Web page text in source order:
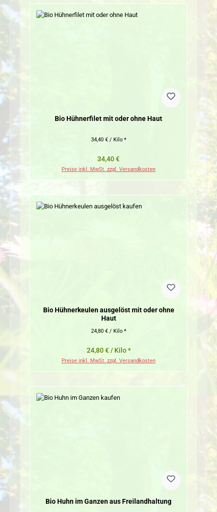
Bio Hühnerfilet mit oder ohne Haut
34,40 € / Kilo *
Regulärer Preis:
34,40 €
Preise inkl. MwSt. zzgl. Versandkosten
Bio Hühnerkeulen ausgelöst mit oder ohne
Haut
24,80 € / Kilo *
24,80 € / Kilo *
Preise inkl. MwSt. zzgl. Versandkosten
Bio Huhn im Ganzen aus Freilandhaltung